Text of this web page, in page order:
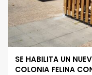
SE HABILITA UN
COLONIA FELINA